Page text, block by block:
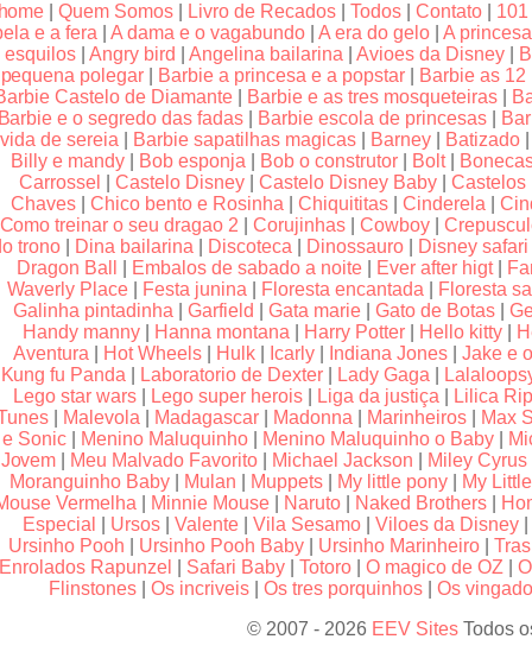
|Quem Somos Livro de Recados |Todos |Contato
e a fera
A dama e o vagabundo A era do gelo
A
esquilos
Angry bird Angelina bailarina Avioes da Disney
pequena polegar
Barbie a princesa e a popstar
Barbie as
Castelo de Diamante
Barbie e as tres mosqueteiras
e o segredo das fadas
Barbie escola de princesas
vida de sereia
Barbie sapatilhas magicas Barney Batizado
Billy e mandy
Bob esponja Bob o construtor Bolt|
Carrossel
|Castelo Disney |Castelo Disney Baby |Castelos
Chaves
Chico bento e Rosinha Chiquititas Cinderela
Como treinar o seu dragao 2 |Corujinhas |Cowboy |
trono
Dina bailarina Discoteca Dinossauro Disney safari
Dragon Ball
Embalos de sabado a noite Ever after higt|
Waverly Place
Festa junina Floresta encantada
Floresta
Galinha pintadinha |Garfield |Gata marie |Gato de Botas |
Handy manny
Hanna montana Harry Potter Hello kitty
Aventura
Hot Wheels Hulk Icarly Indiana Jones
Jake e
Kung fu Panda
Laboratorio de Dexter Lady Gaga
Lego star wars
Lego super herois Liga da justiça
Lilica
Malevola Madagascar Madonna Marinheiros
Max
e Sonic
Menino Maluquinho Menino Maluquinho o Baby
Jovem
Meu Malvado Favorito Michael Jackson Miley Cyrus
Moranguinho Baby
Mulan Muppets My little pony
My
Vermelha
Minnie Mouse Naruto Naked Brothers
Especial
Ursos |Valente |Vila Sesamo |Viloes da Disney
Ursinho Pooh
Ursinho Pooh Baby Ursinho Marinheiro |
Enrolados Rapunzel
Safari Baby Totoro O magico de OZ
Flinstones |Os incriveis |Os tres porquinhos |Os
© 2007 - 2026 EEV Sites Todos